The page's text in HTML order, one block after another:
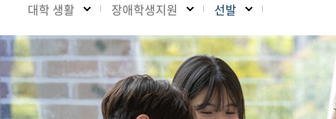
대학 생활 장애학생지원 선발